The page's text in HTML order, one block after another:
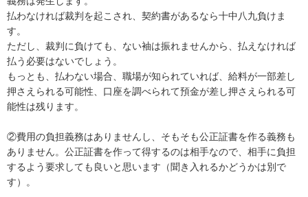
払わなければ裁判を起こされ、契約書があるなら十中八九負けま
す。
ただし、裁判に負けても、ない袖は振れませんから、払えなければ
払う必要はないでしょう。
もっとも、払わない場合、職場が知られていれば、給料が一部差し
押さえられる可能性、口座を調べられて預金が差し押さえられる可
能性は残ります。
②費用の負担義務はありませんし、そもそも公正証書を作る義務も
ありません。公正証書を作って得するのは相手なので、相手に負担
するよう要求しても良いと思います（聞き入れるかどうかは別で
す）。